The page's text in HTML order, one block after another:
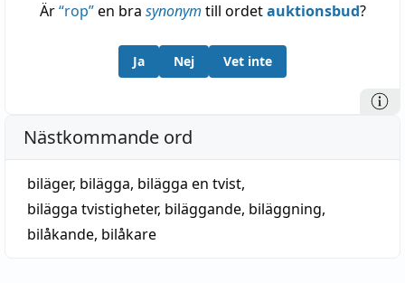
Är“rop”en bra synonym till ordetauktionsbud?
Ja Nej Vet inte
Nästkommande ord
biläger, bilägga, bilägga en tvist,
bilägga tvistigheter, biläggande, biläggning,
bilåkande, bilåkare